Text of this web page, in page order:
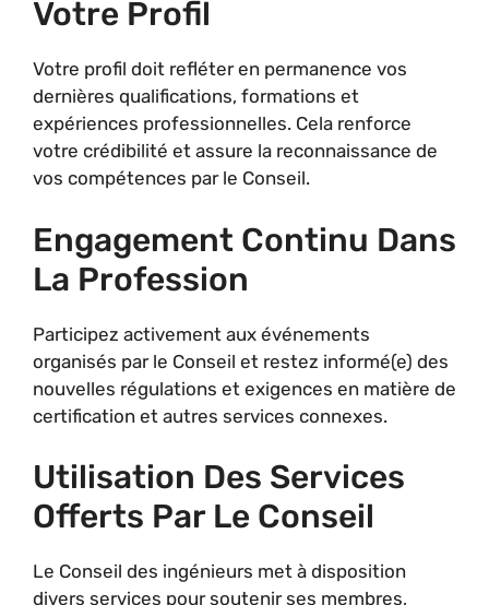
Votre Profil
Votre profil doit refléter en permanence vos
dernières qualifications, formations et
expériences professionnelles. Cela renforce
votre crédibilité et assure la reconnaissance de
vos compétences par le Conseil.
Engagement Continu Dans
La Profession
Participez activement aux événements
organisés par le Conseil et restez informé(e) des
nouvelles régulations et exigences en matière de
certification et autres services connexes.
Utilisation Des Services
Offerts Par Le Conseil
Le Conseil des ingénieurs met à disposition
divers services pour soutenir ses membres,